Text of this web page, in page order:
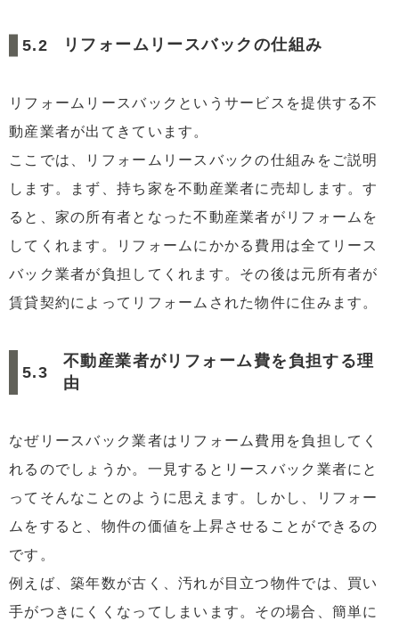
リフォームリースバックの仕組み
リフォームリースバックというサービスを提供する不
動産業者が出てきています。
ここでは、リフォームリースバックの仕組みをご説明
します。まず、持ち家を不動産業者に売却します。す
ると、家の所有者となった不動産業者がリフォームを
してくれます。リフォームにかかる費用は全てリース
バック業者が負担してくれます。その後は元所有者が
賃貸契約によってリフォームされた物件に住みます。
不動産業者がリフォーム費を負担する理
由
なぜリースバック業者はリフォーム費用を負担してく
れるのでしょうか。一見するとリースバック業者にと
ってそんなことのように思えます。しかし、リフォー
ムをすると、物件の価値を上昇させることができるの
です。
例えば、築年数が古く、汚れが目立つ物件では、買い
手がつきにくくなってしまいます。その場合、簡単に